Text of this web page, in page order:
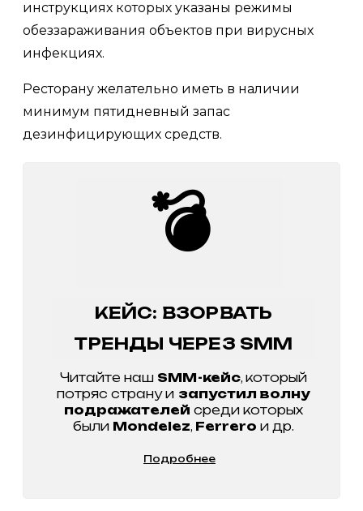
инструкциях которых указаны режимы
обеззараживания объектов при вирусных
инфекциях.
Ресторану желательно иметь в наличии
минимум пятидневный запас
дезинфицирующих средств.
💣
КЕЙС: ВЗОРВАТЬ
ТРЕНДЫ ЧЕРЕЗ SMM
Читайте наш SMM-кейс, который
потряс страну и запустил волну
подражателей среди которых
были Mondelez, Ferrero и др.
Подробнее